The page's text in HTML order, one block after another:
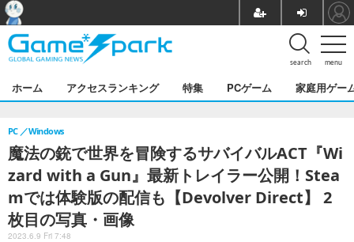
menu
search
ホーム アクセスランキング 特集 PCゲーム 家庭用ゲー
魔法の銃で世界を冒険するサバイバルACT『Wi
zard with a Gun』最新トレイラー公開！Stea
mでは体験版の配信も【Devolver Direct】 2
枚目の写真・画像
PC Windows
2023.6.9 Fri 7:48